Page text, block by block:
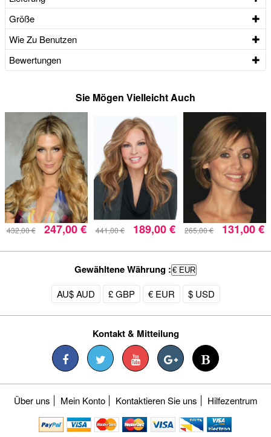
Größe
Wie Zu Benutzen
Bewertungen
Sie Mögen Vielleicht Auch
432,00 € 247,00 € 441,00 € 189,00 € 265,00 € 131,00 €
Gewähltene Währung : € EUR
AU$ AUD £ GBP € EUR $ USD
Kontakt & Mitteilung
Über uns Mein Konto Kontaktieren Sie uns Hilfezentrum